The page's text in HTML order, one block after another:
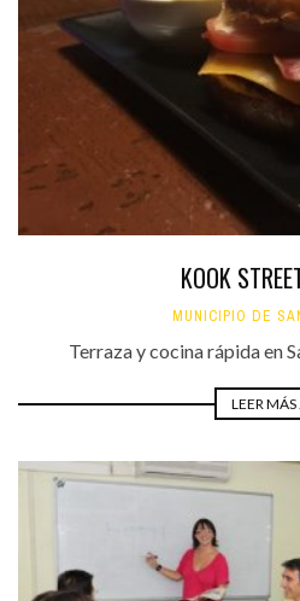
KOOK
MUNICIPIO DE
Terraza y cocina rápida en
LEER MÁS